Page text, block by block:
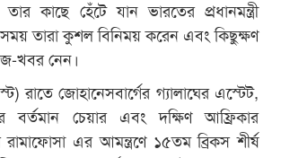
কাছে হেঁটে যান ভারতের প্রধানমন্ত্রী
সময় তারা কুশল বিনিময় করেন এবং কিছুক্ষণ
খবর নেন।
রাতে জোহানেসবার্গের গ্যালাঘের এস্টেট,
বর্তমান চেয়ার এবং দক্ষিণ আফ্রিকার
রামাফোসা এর আমন্ত্রণে ১৫তম ব্রিকস শীর্ষ